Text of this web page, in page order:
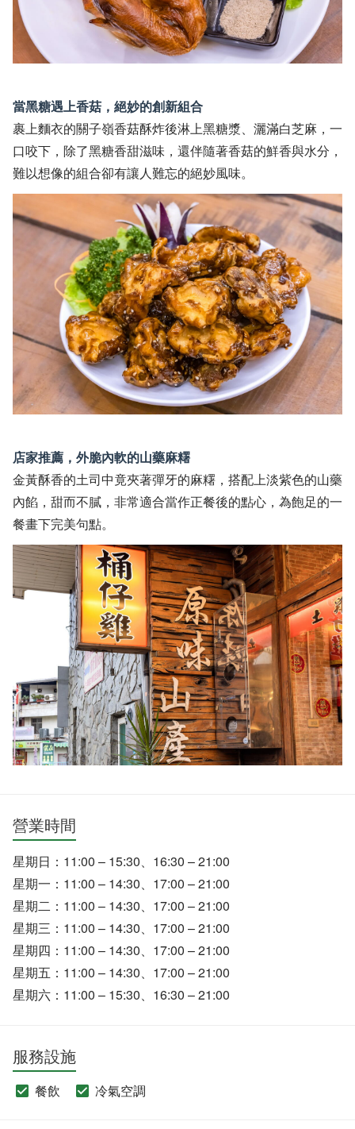
當黑糖遇上香菇，絕妙的創新組合
裹上麵衣的關子嶺香菇酥炸後淋上黑糖漿、灑滿白芝麻，一
口咬下，除了黑糖香甜滋味，還伴隨著香菇的鮮香與水分，
難以想像的組合卻有讓人難忘的絕妙風味。
店家推薦，外脆內軟的山藥麻糬
金黃酥香的土司中竟夾著彈牙的麻糬，搭配上淡紫色的山藥
內餡，甜而不膩，非常適合當作正餐後的點心，為飽足的一
餐畫下完美句點。
營業時間
星期日：11:00 – 15:30、16:30 – 21:00
星期一：11:00 – 14:30、17:00 – 21:00
星期二：11:00 – 14:30、17:00 – 21:00
星期三：11:00 – 14:30、17:00 – 21:00
星期四：11:00 – 14:30、17:00 – 21:00
星期五：11:00 – 14:30、17:00 – 21:00
星期六：11:00 – 15:30、16:30 – 21:00
服務設施
餐飲 冷氣空調